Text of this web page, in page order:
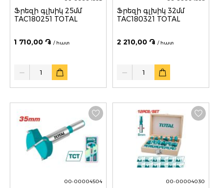
Ֆրեզի գլխիկ 25մմ
TAC180251 TOTAL
1 710,00 ֏ / հատ
Quantity
Ֆրեզի գլխիկ 32մմ
TAC180321 TOTAL
2 210,00 ֏ / հատ
Quantity
00-00004504 00-00004030